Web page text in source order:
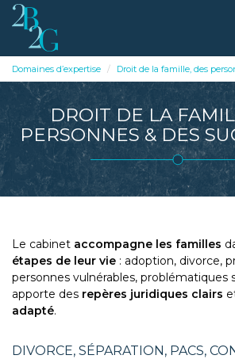
Domaines d’expertise Droit de la famille, des
DROIT DE LA
PERSONNES & DES
Le cabinet accompagne les familles
étapes de leur vie : adoption, divorce,
personnes vulnérables, problématiques
apporte des repères juridiques clairs
adapté.
DIVORCE, SÉPARATION, PACS,